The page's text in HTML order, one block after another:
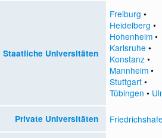
Staatliche Universitäten
Freiburg •
Heidelberg •
Hohenheim•
Karlsruhe •
Konstanz •
Mannheim•
Stuttgart•
Tübingen •
Private Universitäten